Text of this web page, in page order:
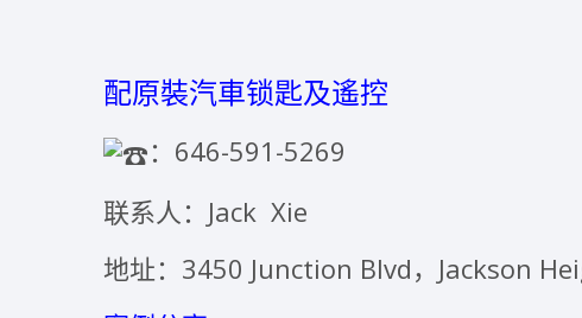
配原裝汽車锁匙及遙控
️：646-591-5269
联系人：Jack Xie
地址：3450 Junction Blvd，Jackson